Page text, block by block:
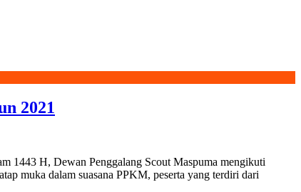
2021
1443 H, Dewan Penggalang Scout Maspuma mengikuti
muka dalam suasana PPKM, peserta yang terdiri dari